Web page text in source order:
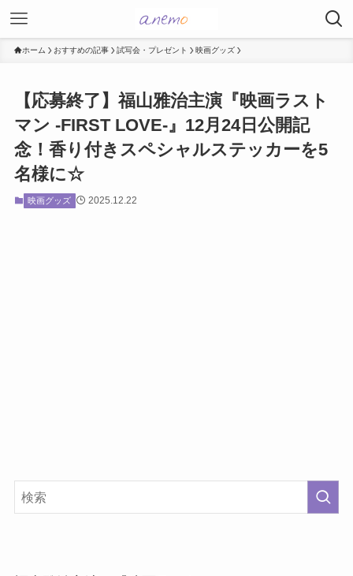
ホーム おすすめの記事 試写会・プレゼント 映画グッズ
【応募終了】福山雅治主演『映画ラスト
マン -FIRST LOVE-』12月24日公開記
念！香り付きスペシャルステッカーを5
名様に☆
映画グッズ 2025.12.22